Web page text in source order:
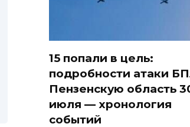
15 попали в цель:
подробности атаки
Пензенскую область
июля — хронология
событий